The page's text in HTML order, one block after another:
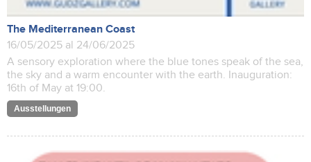
The Mediterranean Coast
16/05/2025 al 24/06/2025
A sensory exploration where the blue tones speak of the sea,
the sky and a warm encounter with the earth. Inauguration:
16th of May at 19:00.
Ausstellungen